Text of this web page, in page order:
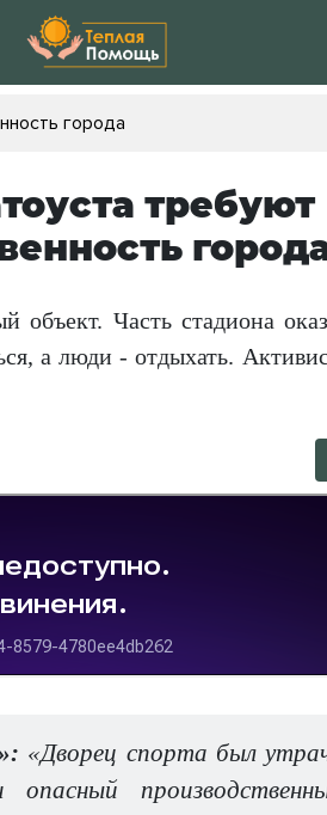
города
требуют
объект. Часть стадиона
а люди - отдыхать.
«Дворец спорта был
опасный